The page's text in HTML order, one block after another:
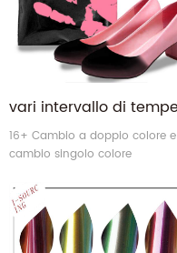
16+ Cambio a doppio colore e
cambio singolo colore